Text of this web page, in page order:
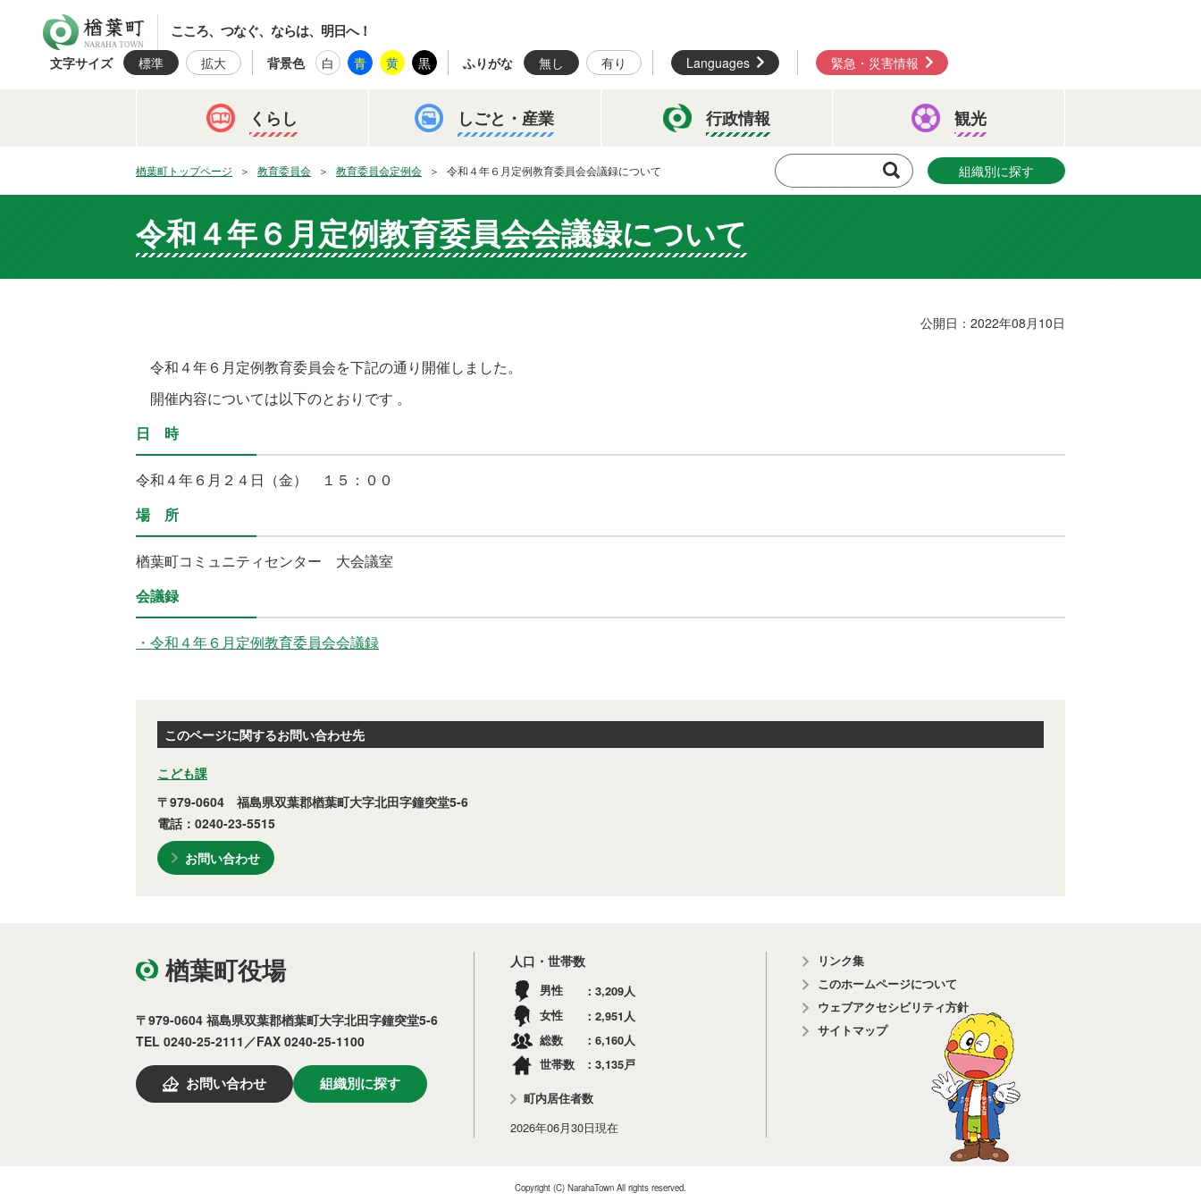
楢葉町こころ、つなぐ、ならは、明日へ！
文字サイズ 標準 拡大 背景色 白 青 黄 黒 ふりがな 無し 有り Languages 緊急・災害情報
くらし しごと・ 産業 行政情報 観光
楢葉町トップページ 教育委員会 教育委員会定例会 令和４年６月定例教育委員会会議録について 組織別に探す
令和４年６月定例教育委員会会議録について
公開日：2022年08月10日
令和４年６月定例教育委員会を下記の通り開催しました。
開催内容については以下のとおりです 。
日 時
令和４年６月２４日（金） １５： ００
場 所
楢葉町コミュニティセンター 大会議室
会議録
・令和４年６月定例教育委員会会議録
このページに関するお問い合わせ先
こども課
〒979-0604 福島県双葉郡楢葉町大字北田字鐘突堂5-6
電話：0240-23-5515
お問い合わせ
楢葉町役場
〒979-0604 福島県双葉郡楢葉町大字北田字鐘突堂5-6
TEL 0240-25-2111／FAX 0240-25-1100
お問い合わせ 組織別に探す
人口・世帯数
男性 3,209人
女性
2,951 人
総数
6,160人
世帯数
3,135戸
町内居住者数
2026年06月30日現在
リンク集
このホームページについて
ウェブアクセシビリティ方針
サイトマップ
Copyright (C) NarahaTown All rights reserved.